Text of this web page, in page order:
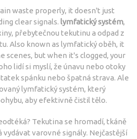
waste properly, it doesn't just
clear signals. lymfatický systém,
přebytečnou tekutinu a odpad z
. Also known as lymfatický oběh, it
scenes, but when it's clogged, your
lidí si myslí, že únavu nebo otoky
spánku nebo špatná strava. Ale
lymfatický systém, který
aby efektivně čistil tělo.
Tekutina se hromadí, tkáně
vydávat varovné signály. Nejčastější